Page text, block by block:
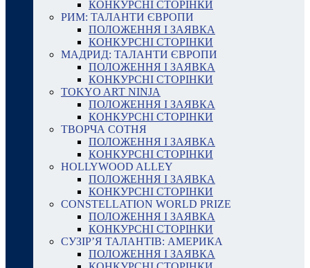
КОНКУРСНІ СТОРІНКИ
РИМ: ТАЛАНТИ ЄВРОПИ
ПОЛОЖЕННЯ І ЗАЯВКА
КОНКУРСНІ СТОРІНКИ
МАДРИД: ТАЛАНТИ ЄВРОПИ
ПОЛОЖЕННЯ І ЗАЯВКА
КОНКУРСНІ СТОРІНКИ
TOKYO ART NINJA
ПОЛОЖЕННЯ І ЗАЯВКА
КОНКУРСНІ СТОРІНКИ
ТВОРЧА СОТНЯ
ПОЛОЖЕННЯ І ЗАЯВКА
КОНКУРСНІ СТОРІНКИ
HOLLYWOOD ALLEY
ПОЛОЖЕННЯ І ЗАЯВКА
КОНКУРСНІ СТОРІНКИ
CONSTELLATION WORLD PRIZE
ПОЛОЖЕННЯ І ЗАЯВКА
КОНКУРСНІ СТОРІНКИ
СУЗІР’Я ТАЛАНТІВ: АМЕРИКА
ПОЛОЖЕННЯ І ЗАЯВКА